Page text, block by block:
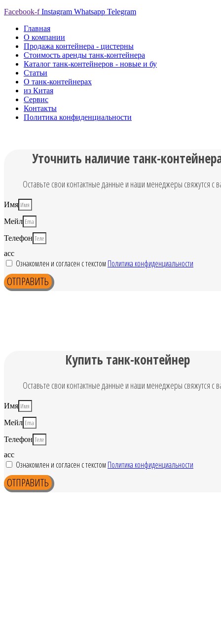
Facebook-f Instagram Whatsapp Telegram
Главная
О компании
Продажа контейнера - цистерны
Стоимость аренды танк-контейнера
Каталог танк-контейнеров - новые и бу
Статьи
О танк-контейнерах
из Китая
Сервис
Контакты
Политика конфиденциальности
Уточнить наличие танк-
Оставьте свои контактные данные и наши менеджеры свяжутся с
Имя
Мейл
Телефон
acc
Ознакомлен и согласен с текстом Политика конфиденциальности
ОТПРАВИТЬ
Купить танк-контейнер
Оставьте свои контактные данные и наши менеджеры свяжутся с
Имя
Мейл
Телефон
acc
Ознакомлен и согласен с текстом Политика конфиденциальности
ОТПРАВИТЬ